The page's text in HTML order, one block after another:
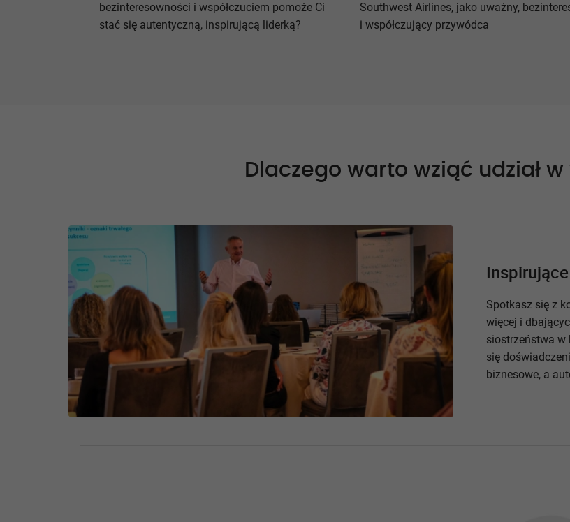
bezinteresowności i współczuciem pomoże Ci
stać się autentyczną, inspirującą liderką?
Southwest Airlines, jako uważny,
i współczujący przywódca
Dlaczego warto wziąć udział
Spotkasz się z
więcej i
siostrzeństwa w
się
biznesowe, a